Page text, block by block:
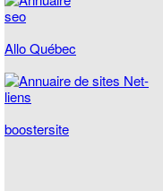
Allo Québec
boostersite